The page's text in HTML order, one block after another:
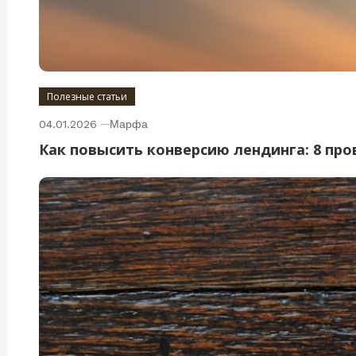
Полезные статьи
04.01.2026 Марфа
Как повысить конверсию лендинга: 8